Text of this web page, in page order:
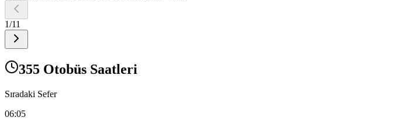
1/11
355 Otobüs Saatleri
Sıradaki Sefer
06:05